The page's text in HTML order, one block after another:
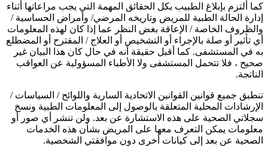
كما ألتزم بإبلاغ الطبيب بكل الحقائق المهمة التي يجب مراعاتها أثناء
إدارة الحالة الطبية للمريض وتاريخه المرضي/ وأمراض الحساسية /
والظروف الخاصة / الإعاقة بغض النظر عما إذا كان لهذه المعلومات
أي تأثير أو صلة بالإجراء أو التشخيص أو العلاج / المقترح أو المضطلع
به في المستشفى. كما أقبل حقيقة أنه في حال كان هذا البيان غير
صحيح ، فلا تتحمل المستشفى ولا الأطباء المسؤولية عن العواقب
الناتجة.
تنطبق جميع قوانين القوانين الاتحادية السارية واللوائح / السياسات /
الإرشادات المحلية المتعلقة بالوصول إلى المعلومات الطبية ونسخ
سجلاتي الصحية على هذه الاستشارة عن بعد. ولن تنشر أي صور أو
معلومات يمكن التعرف معها على المريض بشأن هذه الخدمات
الصحية عن بعد إلى كيانات أخرى دون موافقتي الشخصية.